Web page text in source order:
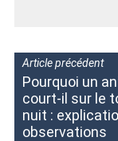
Article précédent
Pourquoi un
court-il sur le
nuit :
observations